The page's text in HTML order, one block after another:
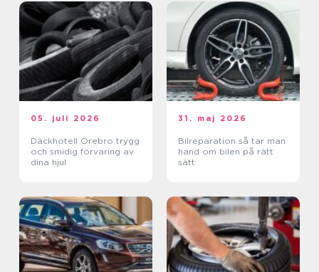
05. juli 2026
Däckhotell Örebro trygg
och smidig förvaring av
dina hjul
31. maj 2026
Bilreparation så tar man
hand om bilen på rätt
sätt